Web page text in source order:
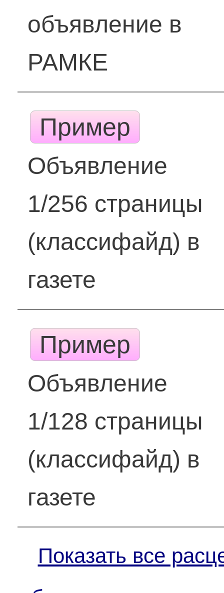
объявление в
РАМКЕ
Пример
Объявление
1/256 страницы
(классифайд) в
газете
Пример
Объявление
1/128 страницы
(классифайд) в
газете
Показать все